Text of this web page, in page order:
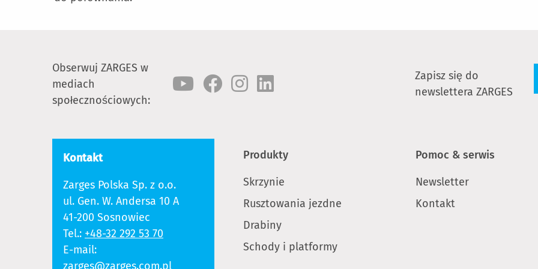
Obserwuj ZARGES w
mediach
społecznościowych:
Zapisz się do
newslettera ZARGES
Kontakt
Zarges Polska Sp. z o.o.
ul. Gen. W. Andersa 10 A
41-200 Sosnowiec
Tel.: +48-32 292 53 70
E-mail:
zarges@zarges.com.pl
Produkty
Skrzynie
Rusztowania jezdne
Drabiny
Schody i platformy
Pomoc & serwis
Newsletter
Kontakt